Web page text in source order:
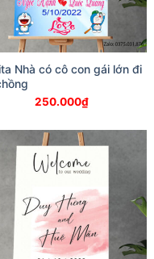
Nhà có cô con gái lớn đi
250.000₫